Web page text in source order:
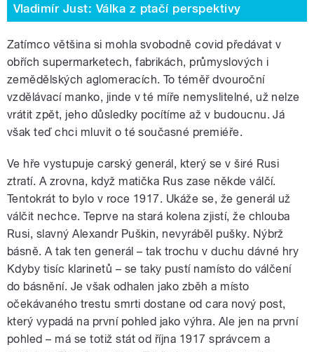
Vladimír Just: Válka z ptačí perspektivy
Zatímco většina si mohla svobodně covid předávat v
obřích supermarketech, fabrikách, průmyslových i
zemědělských aglomeracích. To téměř dvouroční
vzdělávací manko, jinde v té míře nemyslitelné, už nelze
vrátit zpět, jeho důsledky pocítíme až v budoucnu. Já
však teď chci mluvit o té současné premiéře.
Ve hře vystupuje carský generál, který se v širé Rusi
ztratí. A zrovna, když matička Rus zase někde válčí.
Tentokrát to bylo v roce 1917. Ukáže se, že generál už
válčit nechce. Teprve na stará kolena zjistí, že chlouba
Rusi, slavný Alexandr Puškin, nevyráběl pušky. Nýbrž
básně. A tak ten generál – tak trochu v duchu dávné hry
Kdyby tisíc klarinetů – se taky pustí namísto do válčení
do básnění. Je však odhalen jako zběh a místo
očekávaného trestu smrti dostane od cara nový post,
který vypadá na první pohled jako výhra. Ale jen na první
pohled – má se totiž stát od října 1917 správcem a